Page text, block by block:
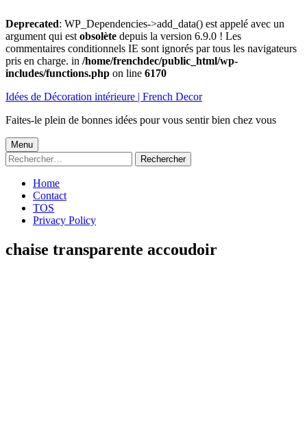
Deprecated: WP_Dependencies->add_data() est appelé avec un
argument qui est obsolète depuis la version 6.9.0 ! Les
commentaires conditionnels IE sont ignorés par tous les navigateurs
pris en charge. in /home/frenchdec/public_html/wp-
includes/functions.php on line 6170
au
Idées de Décoration intérieure | French Decor
Faites-le plein de bonnes idées pour vous sentir bien chez vous
Menu
principal
Menu
Rechercher :
Home
Contact
TOS
Privacy Policy
chaise transparente accoudoir